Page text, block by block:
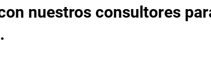
nuestros consultores